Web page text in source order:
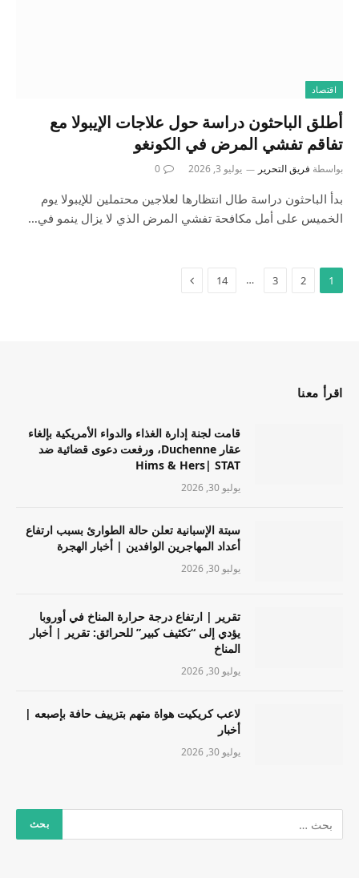
اقتصاد
أطلق الباحثون دراسة حول علاجات الإيبولا مع
تفاقم تفشي المرض في الكونغو
بواسطة فريق التحرير يوليو 3, 2026 0
بدأ الباحثون دراسة طال انتظارها لعلاجين محتملين للإيبولا يوم
الخميس على أمل مكافحة تفشي المرض الذي لا يزال ينمو في…
1
2
3
…
14
اقرأ معنا
قامت لجنة إدارة الغذاء والدواء الأمريكية بإلغاء
عقار Duchenne، ورفعت دعوى قضائية ضد
Hims & Hers| STAT
يوليو 30, 2026
سبتة الإسبانية تعلن حالة الطوارئ بسبب ارتفاع
أعداد المهاجرين الوافدين | أخبار الهجرة
يوليو 30, 2026
تقرير | ارتفاع درجة حرارة المناخ في أوروبا
يؤدي إلى “تكثيف كبير” للحرائق: تقرير | أخبار
المناخ
يوليو 30, 2026
لاعب كريكيت هواة متهم بتزييف حافة بإصبعه |
أخبار
يوليو 30, 2026